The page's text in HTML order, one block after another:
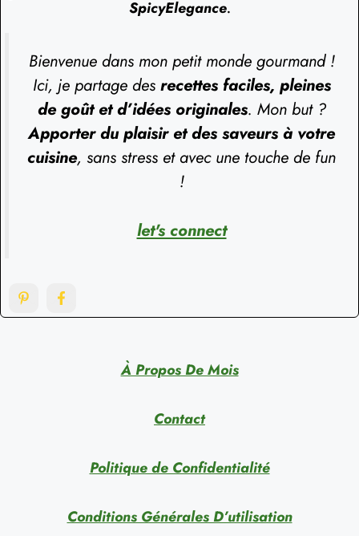
SpicyElegance.
Bienvenue dans mon petit monde gourmand !
Ici, je partage des recettes faciles, pleines
de goût et d’idées originales. Mon but ?
Apporter du plaisir et des saveurs à votre
cuisine, sans stress et avec une touche de fun
!
let's connect
À Propos De Mois
Contact
Politique de Confidentialité
Conditions Générales D’utilisation